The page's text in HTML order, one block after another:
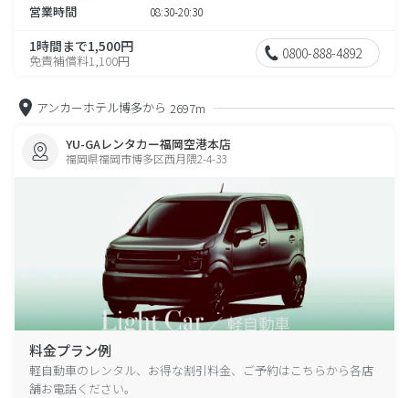
営業時間 08:30-20:30
1時間まで1,500円
免責補償料1,100円 0800-888-4892
アンカーホテル博多から 2697m
YU-GAレンタカー福岡空港本店
福岡県福岡市博多区西月隈2-4-33
料金プラン例
軽自動車のレンタル、お得な割引料金、ご予約はこちらから各店
舗お電話ください。